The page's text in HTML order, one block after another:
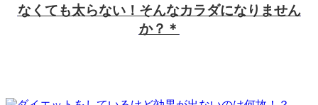
なくても太らない！そんなカラダになりません
か？＊